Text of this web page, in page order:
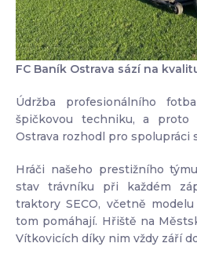
FC Baník Ostrava sází na
Údržba profesionálního
špičkovou techniku, a
Ostrava rozhodl pro spolupráci
Hráči našeho prestižního
stav trávníku při každém
traktory SECO, včetně
tom pomáhají. Hřiště na
Vítkovicích díky nim vždy září